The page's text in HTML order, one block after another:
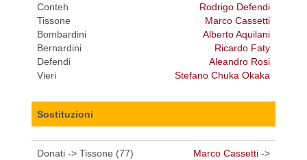
Conteh
Tissone
Bombardini
Bernardini
Defendi
Vieri
Rodrigo Defendi
Marco Cassetti
Alberto Aquilani
Ricardo Faty
Aleandro Rosi
Stefano Chuka Okaka
Sostituzioni
Donati -> Tissone (77)
Marco Cassetti ->